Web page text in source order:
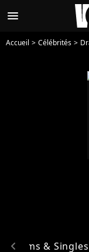
menu
Accueil Célébrités
Albums & Singles
chevron_left